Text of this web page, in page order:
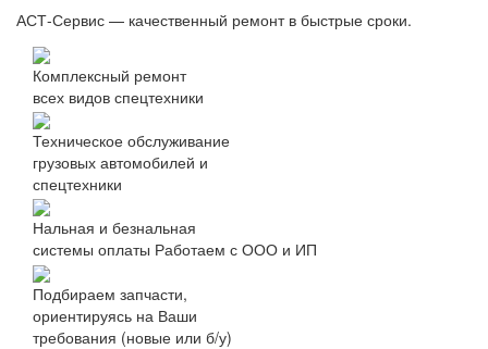
АСТ-Сервис — качественный ремонт в быстрые сроки.
Комплексный ремонт
всех видов спецтехники
Техническое обслуживание
грузовых автомобилей и
спецтехники
Нальная и безнальная
системы оплаты Работаем с ООО и ИП
Подбираем запчасти,
ориентируясь на Ваши
требования (новые или б/у)